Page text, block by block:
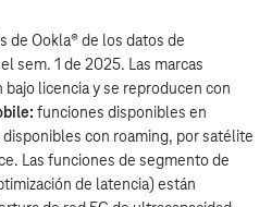
de Ookla® de los datos de
sem. 1 de 2025. Las marcas
licencia y se reproducen con
funciones disponibles en
con roaming, por satélite
Las funciones de segmento de
de latencia) están